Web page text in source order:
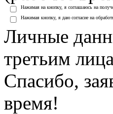
Нажимая на кнопку, я соглашаюсь на
Нажимая кнопку, я даю согласие на
Личные
третьим
Спасибо,
время!